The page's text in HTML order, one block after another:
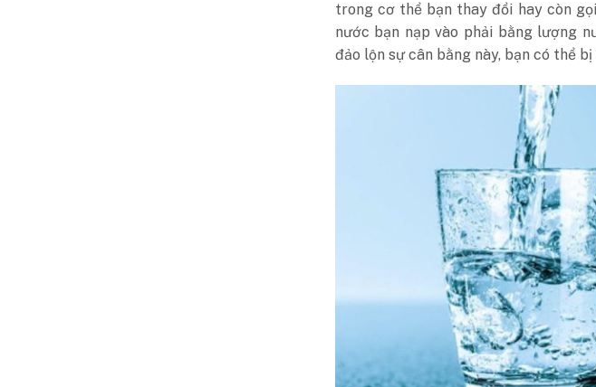
trong cơ thể bạn thay đổi hay còn
nước bạn nạp vào phải bằng lượng
đảo lộn sự cân bằng này, bạn có thể